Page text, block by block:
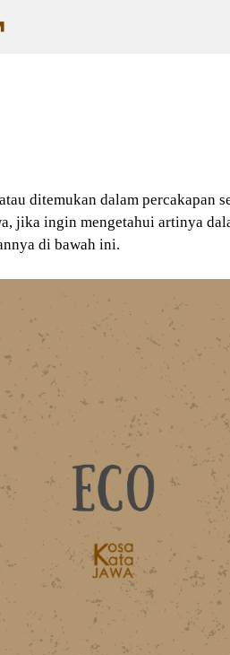
ditemukan dalam percakapan
jika ingin mengetahui artinya
di bawah ini.